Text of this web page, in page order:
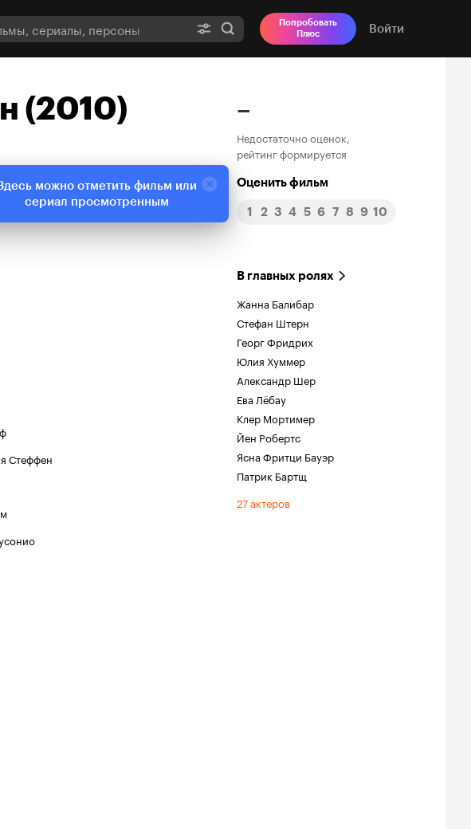
Попробовать
Плюс
Войти
(2010) –
Недостаточно оценок,
рейтинг формируется
Оценить фильм
1 2 3 4 5 6 7 8 9 10
Стеффен
В главных ролях
Жанна Балибар
Стефан Штерн
Георг Фридрих
Юлия Хуммер
Александр Шер
Ева Лёбау
Клер Мортимер
Йен Робертс
Ясна Фритци Бауэр
Патрик Бартщ
27 актеров
можно отметить фильм или
сериал просмотренным